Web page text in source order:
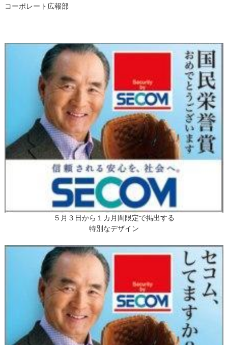
コーポレート広報部
５月３日から１カ月間限定で掲出する
特別なデザイン